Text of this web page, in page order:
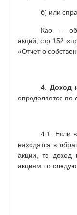
б) или
Као –
акций; стр.152
«Отчет о
4. Доход
определяется
4.1. Если
находятся в
акции, то доход
акциям по